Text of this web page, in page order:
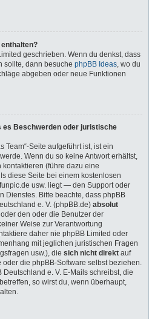
geschrieben. Wenn du denkst, dass
sollte, dann besuche phpBB Ideas, wo du
abgeben oder neue Funktionen
es Beschwerden oder juristische
Team“-Seite aufgeführt ist, ist ein
Wenn du so keine Antwort erhältst,
(führe dazu eine
diese Seite bei einem kostenlosen
usw. liegt — den Support oder
Dienstes. Bitte beachte, dass phpBB
e. V. (phpBB.de) absolut
den oder die Benutzer der
Weise zur Verantwortung
daher nie phpBB Limited oder
mit jeglichen juristischen Fragen
usw.), die sich nicht direkt auf
die phpBB-Software selbst beziehen.
e. V. E-Mails schreibst, die
betreffen, so wirst du, wenn überhaupt,